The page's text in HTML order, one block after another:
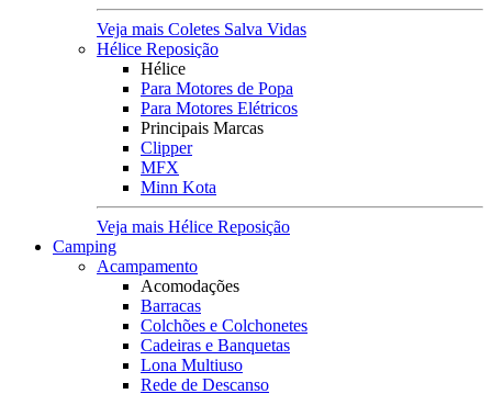
Veja mais Coletes Salva Vidas
Hélice Reposição
Hélice
Para Motores de Popa
Para Motores Elétricos
Principais Marcas
Clipper
MFX
Minn Kota
Veja mais Hélice Reposição
Camping
Acampamento
Acomodações
Barracas
Colchões e Colchonetes
Cadeiras e Banquetas
Lona Multiuso
Rede de Descanso